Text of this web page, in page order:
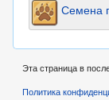
Семена
Эта страница в
Политика